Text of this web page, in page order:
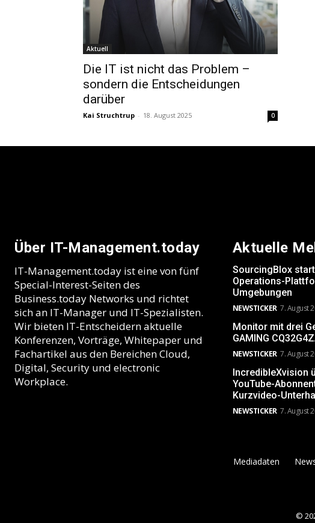
Aktuell
Die IT ist nicht das Problem –
sondern die Entscheidungen
darüber
Kai Struchtrup - 18. August 2025 0
Über IT-Management.today
IT-Management.today ist eine von fünf
Special-Interest-Seiten des
Business.today Networks und richtet
sich an IT-Manager und IT-Spezialisten.
Wir bieten IT-Entscheidern aktuelle
Konferenzen, Vorträge, Whitepaper und
Fachartikel aus den Bereichen Cloud,
Digital, Security und electronic
Workplace.
Aktuelle
SourcingBlox
Operations-
Umgebungen
NEWSTICKER 7. August
Monitor mit drei
GAMING
NEWSTICKER 7. August
IncredibleXvision
YouTube-
Kurzvideo-
NEWSTICKER 7. August
Mediadaten
©